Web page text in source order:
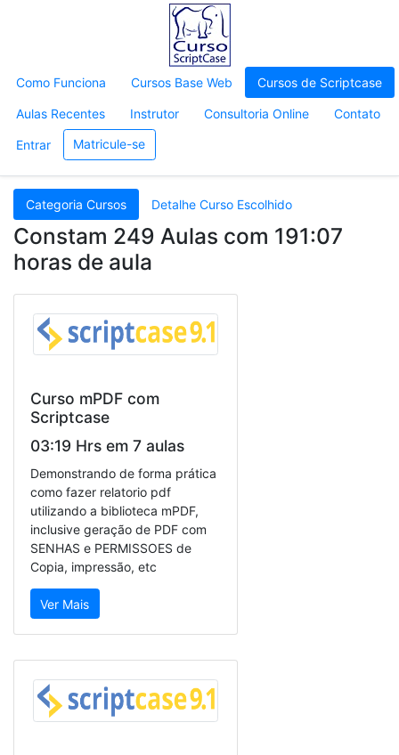
Como Funciona Cursos Base Web Cursos de Scriptcase
Aulas Recentes Instrutor Consultoria Online Contato
Entrar Matricule-se
Categoria Cursos Detalhe Curso Escolhido
Constam 249 Aulas com 191:07
horas de aula
Curso mPDF com
Scriptcase
03:19 Hrs em 7 aulas
Demonstrando de forma prática
como fazer relatorio pdf
utilizando a biblioteca mPDF,
inclusive geração de PDF com
SENHAS e PERMISSOES de
Copia, impressão, etc
Ver Mais